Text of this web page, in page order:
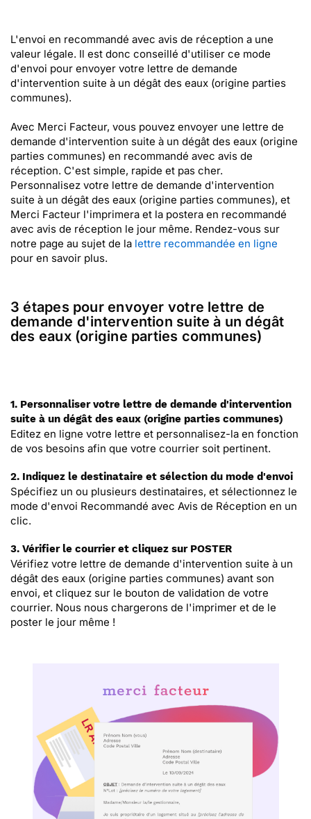
L'envoi en recommandé avec avis de réception a une
valeur légale. Il est donc conseillé d'utiliser ce mode
d'envoi pour envoyer votre lettre de demande
d'intervention suite à un dégât des eaux (origine parties
communes).
Avec Merci Facteur, vous pouvez envoyer une lettre de
demande d'intervention suite à un dégât des eaux (origine
parties communes) en recommandé avec avis de
réception. C'est simple, rapide et pas cher.
Personnalisez votre lettre de demande d'intervention
suite à un dégât des eaux (origine parties communes), et
Merci Facteur l'imprimera et la postera en recommandé
avec avis de réception le jour même. Rendez-vous sur
notre page au sujet de la lettre recommandée en ligne
pour en savoir plus.
3 étapes pour envoyer votre lettre de
demande d'intervention suite à un dégât
des eaux (origine parties communes)
1. Personnaliser votre lettre de demande d'intervention
suite à un dégât des eaux (origine parties communes)
Editez en ligne votre lettre et personnalisez-la en fonction
de vos besoins afin que votre courrier soit pertinent.
2. Indiquez le destinataire et sélection du mode d'envoi
Spécifiez un ou plusieurs destinataires, et sélectionnez le
mode d'envoi Recommandé avec Avis de Réception en un
clic.
3. Vérifier le courrier et cliquez sur POSTER
Vérifiez votre lettre de demande d'intervention suite à un
dégât des eaux (origine parties communes) avant son
envoi, et cliquez sur le bouton de validation de votre
courrier. Nous nous chargerons de l'imprimer et de le
poster le jour même !